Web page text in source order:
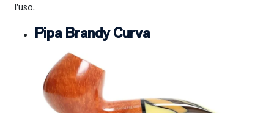
l’uso.
Pipa Brandy Curva